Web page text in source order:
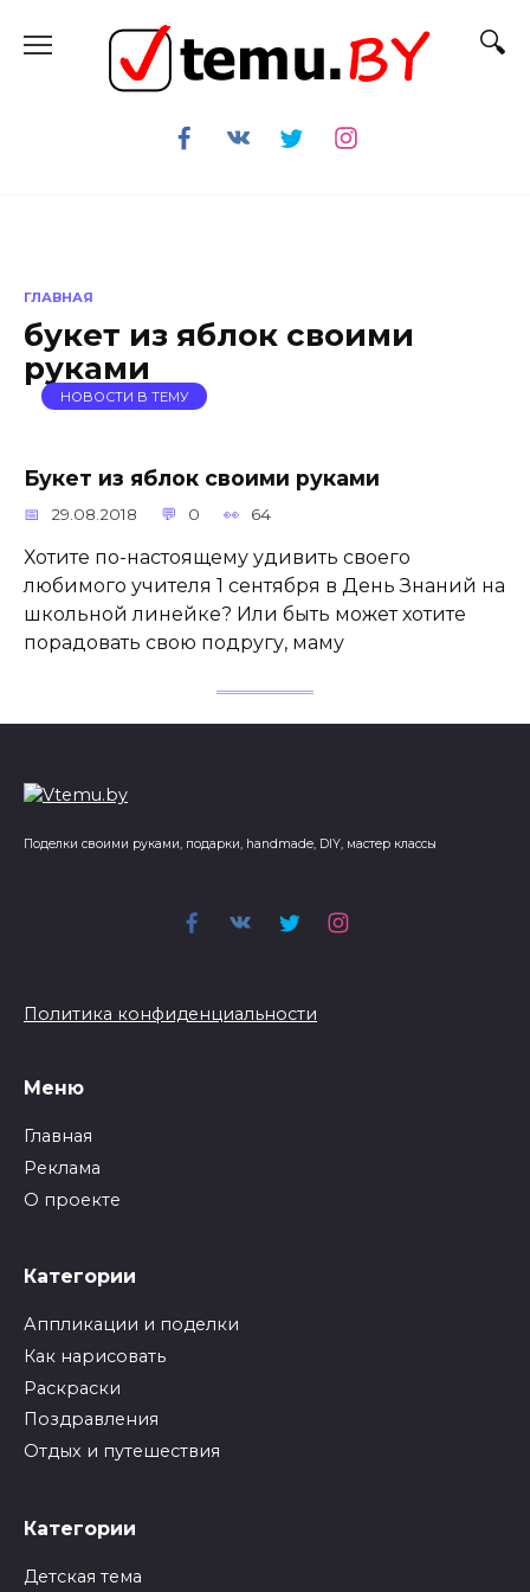
содержанию
ГЛАВНАЯ
букет из яблок своими
руками
НОВОСТИ В ТЕМУ
Букет из яблок своими руками
29.08.2018 0 64
Хотите по-настоящему удивить своего
любимого учителя 1 сентября в День Знаний на
школьной линейке? Или быть может хотите
порадовать свою подругу, маму
Поделки своими руками, подарки, handmade, DIY, мастер классы
Политика конфиденциальности
Меню
Главная
Реклама
О проекте
Категории
Аппликации и поделки
Как нарисовать
Раскраски
Поздравления
Отдых и путешествия
Категории
Детская тема